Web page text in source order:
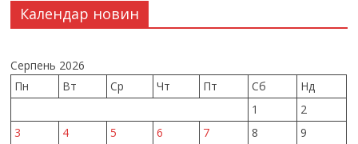
Календар новин
Серпень 2026
Пн
Вт Ср Чт Пт Сб
Нд
1
2
3
4 5 6 7 8
9